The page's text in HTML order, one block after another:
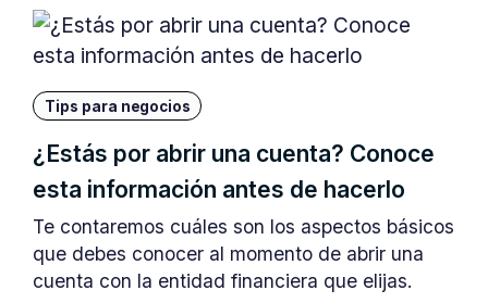
Tips para negocios
¿Estás por abrir una cuenta? Conoce
esta información antes de hacerlo
Te contaremos cuáles son los aspectos básicos
que debes conocer al momento de abrir una
cuenta con la entidad financiera que elijas.